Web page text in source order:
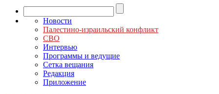
Новости
Палестино-израильский конфликт
СВО
Интервью
Программы и ведущие
Сетка вещания
Редакция
Приложение